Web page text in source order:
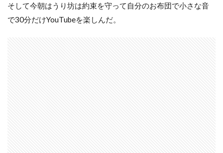
そして今朝はうり坊は約束を守って自分のお布団で小さな音
で30分だけYouTubeを楽しんだ。